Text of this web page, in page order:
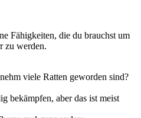
Fähigkeiten, die du brauchst um
zu werden.
viele Ratten geworden sind?
bekämpfen, aber das ist meist